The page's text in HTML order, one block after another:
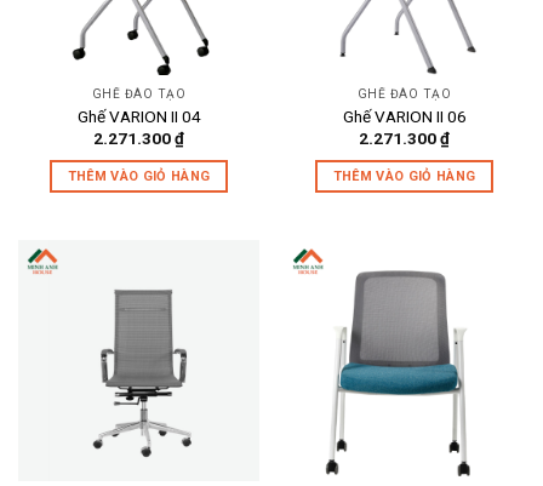
GHẾ ĐÀO TẠO
Ghế VARION II 04
2.271.300₫
THÊM VÀO GIỎ HÀNG
GHẾ ĐÀO TẠO
Ghế VARION II 06
2.271.300₫
THÊM VÀO GIỎ HÀNG